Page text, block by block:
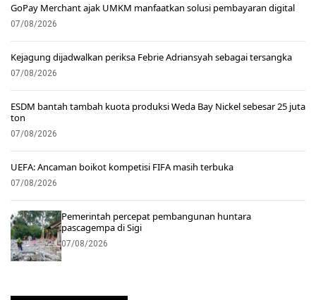
GoPay Merchant ajak UMKM manfaatkan solusi pembayaran digital
07/08/2026
Kejagung dijadwalkan periksa Febrie Adriansyah sebagai tersangka
07/08/2026
ESDM bantah tambah kuota produksi Weda Bay Nickel sebesar 25 juta
ton
07/08/2026
UEFA: Ancaman boikot kompetisi FIFA masih terbuka
07/08/2026
Pemerintah percepat pembangunan huntara
pascagempa di Sigi
07/08/2026